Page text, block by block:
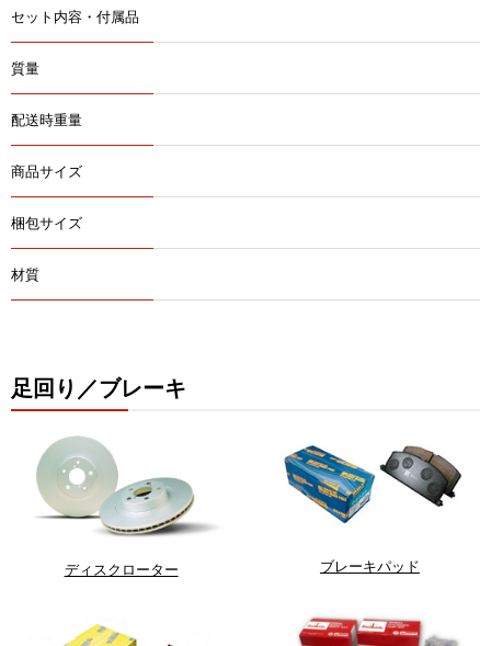
セット内容・付属品
質量
配送時重量
商品サイズ
梱包サイズ
材質
足回り／ブレーキ
ディスクローター ブレーキパッド